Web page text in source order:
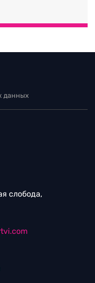
данных
слобода,